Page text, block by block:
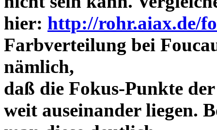
hier: http://rohr.aiax.de/
Farbverteilung bei
nämlich,
daß die Fokus-Punkte
weit auseinander liegen.